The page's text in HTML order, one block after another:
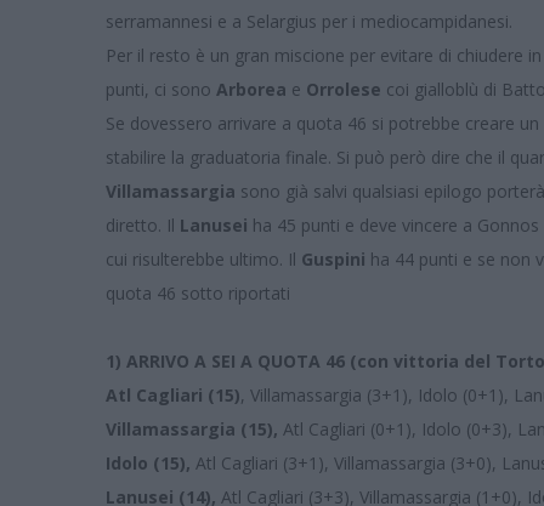
serramannesi e a Selargius per i mediocampidanesi.
Per il resto è un gran miscione per evitare di chiudere
punti, ci sono Arborea e Orrolese coi gialloblù di
Se dovessero arrivare a quota 46 si potrebbe creare
stabilire la graduatoria finale. Si può però dire che il
Villamassargia sono già salvi qualsiasi epilogo
diretto. Il Lanusei ha 45 punti e deve vincere a
cui risulterebbe ultimo. Il Guspini ha 44 punti e se non
quota 46 sotto riportati
1) ARRIVO A SEI A QUOTA 46 (con vittoria del
Atl Cagliari (15), Villamassargia (3+1), Idolo (0+1),
Villamassargia (15), Atl Cagliari (0+1), Idolo (0+3),
Idolo (15), Atl Cagliari (3+1), Villamassargia (3+0),
Lanusei (14), Atl Cagliari (3+3), Villamassargia (1+0),